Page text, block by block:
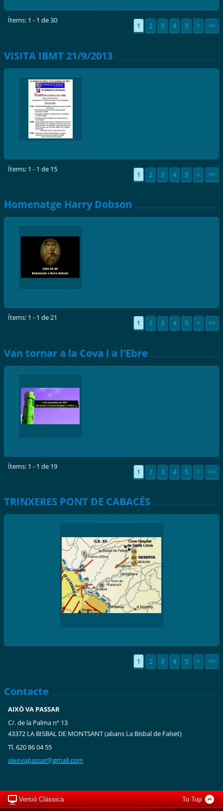
Ítems: 1 - 1 de 30
1 2 3 4 5 > >>
VISITA IBMT 21/9/2013
Ítems: 1 - 1 de 15
1 2 3 4 5 > >>
Homenatge Harry Dobson
Ítems: 1 - 1 de 21
1 2 3 4 5 > >>
Van tornar a la Cova i a l'Ebre
Ítems: 1 - 1 de 19
1 2 3 4 5 > >>
TRINXERES PONT DE CABACÉS
1 2 3 4 5 > >>
Contacte
AIXÒ VA PASSAR
C/. de la Palma nº 13
43372 LA BISBAL DE MONTSANT (abans La Bisbal de Falset)
Tl. 620 86 04 55
aixovapassar@gmail.com
Versió Clàssica To Top